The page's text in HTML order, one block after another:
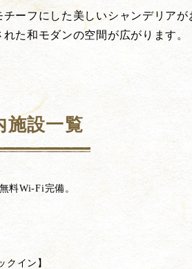
ーフにした美しいシャンデリアが
た和モダンの空間が広がります。
施設一覧
料Wi-Fi完備。
クイン】